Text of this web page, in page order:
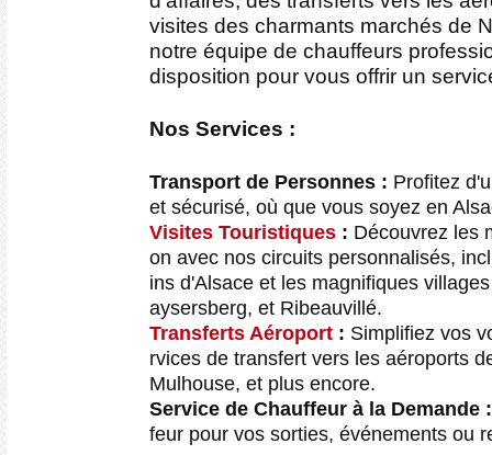
visites des charmants marchés de
notre équipe de chauffeurs
disposition pour vous offrir un
Nos Services :
Transport de Personnes : Profitez
et sécurisé, où que vous soyez en
Visites Touristiques : Découvrez les
on avec nos circuits personnalisés,
ins d'Alsace et les magnifiques
aysersberg, et Ribeauvillé.
Transferts Aéroport : Simplifiez vos
rvices de transfert vers les aéroports
Mulhouse, et plus encore.
Service de Chauffeur à la Demande :
feur pour vos sorties, événements ou